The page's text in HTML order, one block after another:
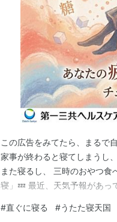
この広告をみてたら、まるで
家事が終わると寝てしまうし
また寝るし、 三時のおやつ
寝」💤 最近、天気予報があっ
#直ぐに寝る #うたた寝天国